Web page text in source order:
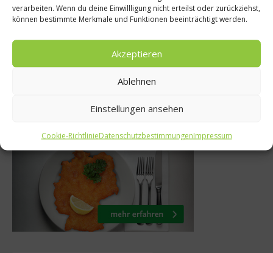
verarbeiten. Wenn du deine Einwillligung nicht erteilst oder zurückziehst,
können bestimmte Merkmale und Funktionen beeinträchtigt werden.
Akzeptieren
Ablehnen
Einstellungen ansehen
Cookie-RichtlinieDatenschutzbestimmungenImpressum
Lebensmittel auf
Vormarsch
9. Juni 2010
sein –
10.